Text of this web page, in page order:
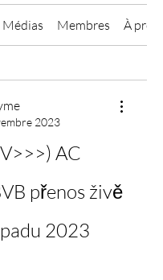
Médias Membres À
2023
AC
přenos živě
2023